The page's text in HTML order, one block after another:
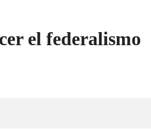
el federalismo